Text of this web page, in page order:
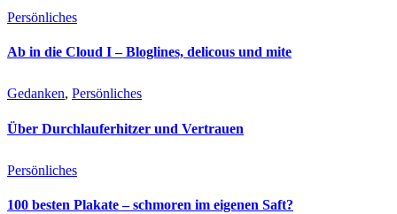
Persönliches
Ab in die Cloud I – Bloglines, delicous und mite
Gedanken, Persönliches
Über Durchlauferhitzer und Vertrauen
Persönliches
100 besten Plakate – schmoren im eigenen Saft?